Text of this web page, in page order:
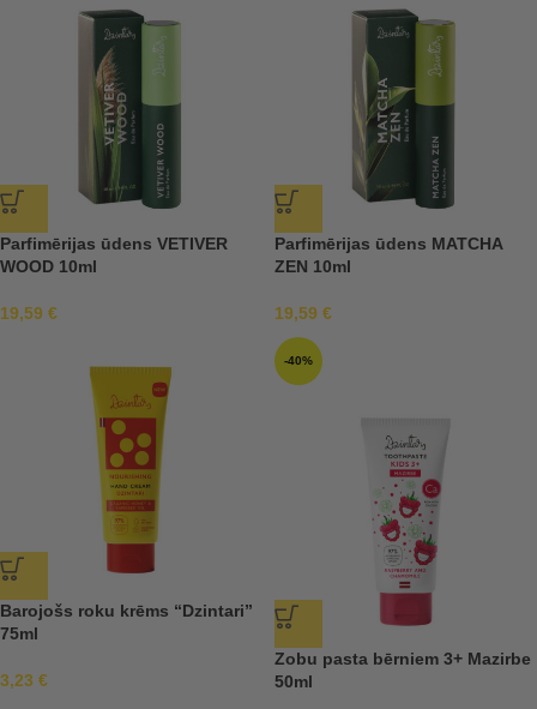
Parfimērijas ūdens VETIVER
WOOD 10ml
19,59 €
Parfimērijas ūdens MATCHA
ZEN 10ml
19,59 €
Barojošs roku krēms “Dzintari”
75ml
3,23 €
-40%
Zobu pasta bērniem 3+ Mazirbe
50ml